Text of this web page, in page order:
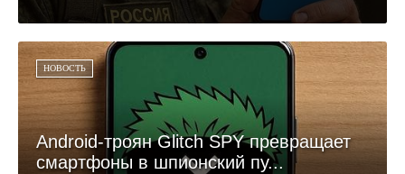
НОВОСТЬ
Android-троян Glitch SPY превращает
смартфоны в шпионский пу...